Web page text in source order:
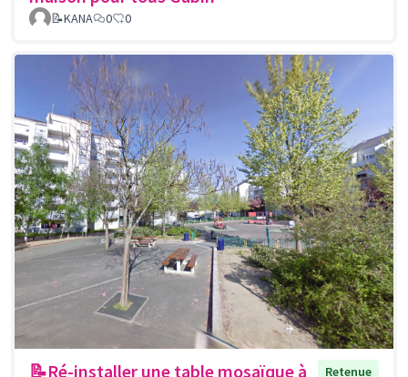
📝KANA 0 0
📝Ré-installer une table mosaïque à
Retenue